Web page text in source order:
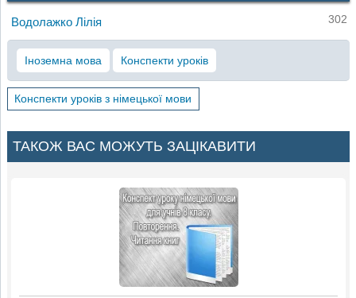
Водолажко Лілія 302
Іноземна мова Конспекти уроків
Конспекти уроків з німецької мови
ТАКОЖ ВАС МОЖУТЬ ЗАЦІКАВИТИ